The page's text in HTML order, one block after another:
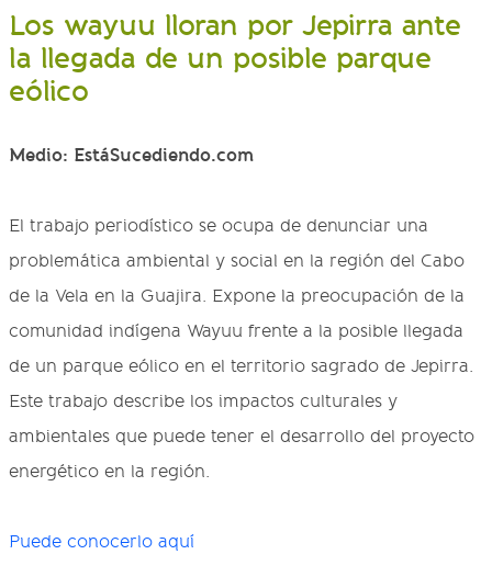
Los wayuu lloran por Jepirra ante
la llegada de un posible parque
eólico
Medio: EstáSucediendo.com
El trabajo periodístico se ocupa de denunciar una
problemática ambiental y social en la región del Cabo
de la Vela en la Guajira. Expone la preocupación de la
comunidad indígena Wayuu frente a la posible llegada
de un parque eólico en el territorio sagrado de Jepirra.
Este trabajo describe los impactos culturales y
ambientales que puede tener el desarrollo del proyecto
energético en la región.
Puede conocerlo aquí